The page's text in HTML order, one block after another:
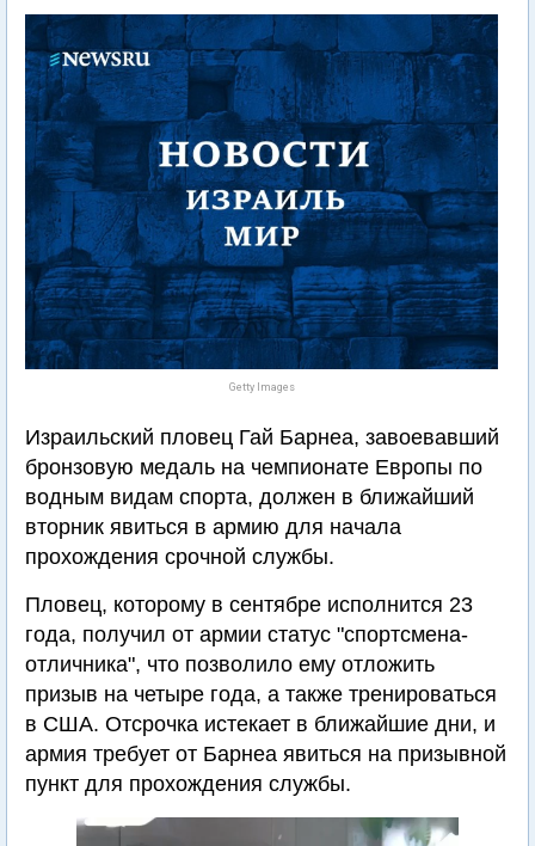
Getty Images
Израильский пловец Гай Барнеа, завоевавший
бронзовую медаль на чемпионате Европы по
водным видам спорта, должен в ближайший
вторник явиться в армию для начала
прохождения срочной службы.
Пловец, которому в сентябре исполнится 23
года, получил от армии статус "спортсмена-
отличника", что позволило ему отложить
призыв на четыре года, а также тренироваться
в США. Отсрочка истекает в ближайшие дни, и
армия требует от Барнеа явиться на призывной
пункт для прохождения службы.